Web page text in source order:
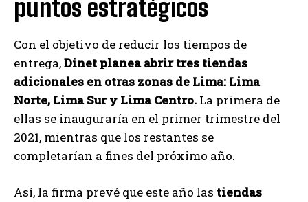
puntos estratégicos
Con el objetivo de reducir los tiempos de
entrega,Dinet planea abrir tres tiendas
adicionales en otras zonas de Lima: Lima
Norte, Lima Sur y Lima Centro. La primera de
ellas se inauguraría en el primer trimestre del
2021, mientras que los restantes se
completarían a fines del próximo año.
Así, la firma prevé que este año las tiendas